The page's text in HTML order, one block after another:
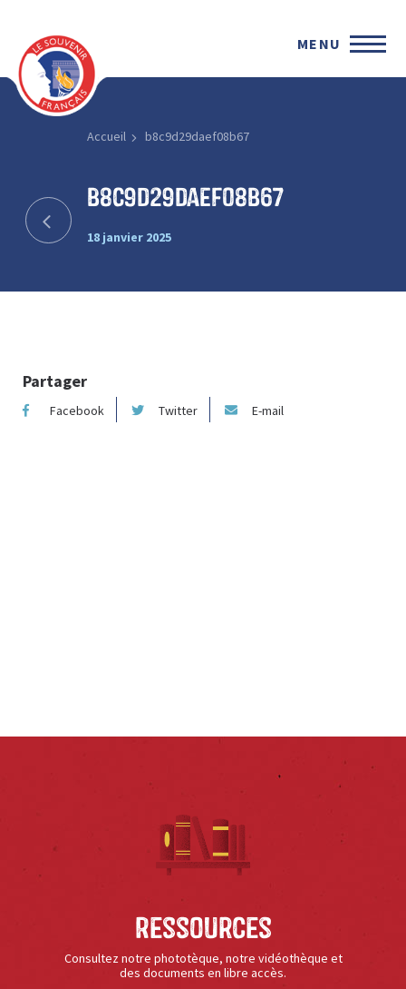
MENU
Accueil b8c9d29daef08b67
b8c9d29daef08b67
18 janvier 2025
Partager
Facebook Twitter E-mail
Ressources
Consultez notre phototèque, notre vidéothèque et
des documents en libre accès.